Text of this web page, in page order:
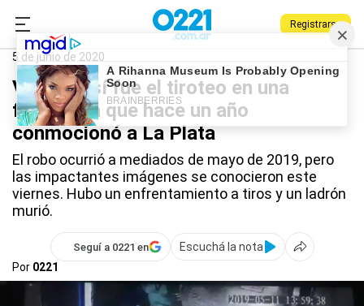
Registrarse
0221.com.ar
5 de junio de 2020
VIDEO: Así fue el tiroteo en una
financiera que hace un año
conmocionó a La Plata
El robo ocurrió a mediados de mayo de 2019, pero
las impactantes imágenes se conocieron este
viernes. Hubo un enfrentamiento a tiros y un ladrón
murió.
Seguí a 0221 en
Escuchá la nota
Por 0221